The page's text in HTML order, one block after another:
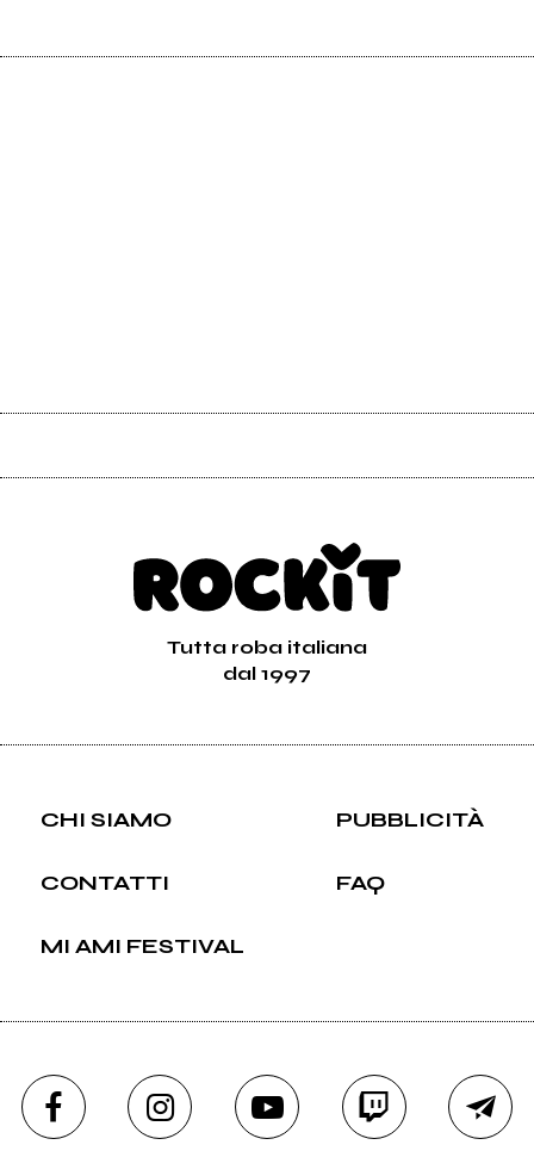
Tutta roba italiana
dal 1997
CHI SIAMO PUBBLICITÀ
CONTATTI FAQ
MI AMI FESTIVAL